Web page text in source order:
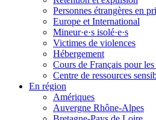
Personnes étrangères en
Europe et International
Mineur·e·s isolé·e·s
Victimes de violences
Hébergement
Cours de Français pour
Centre de ressources
En région
Amériques
Auvergne Rhône-Alpes